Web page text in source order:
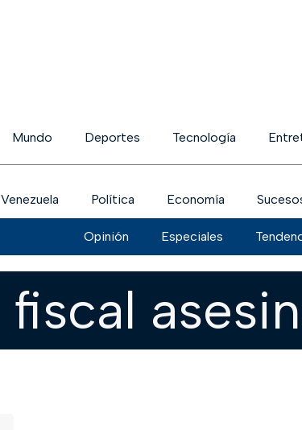
Mundo Deportes Tecnología
Venezuela Política Economía
Opinión Especiales
fiscal